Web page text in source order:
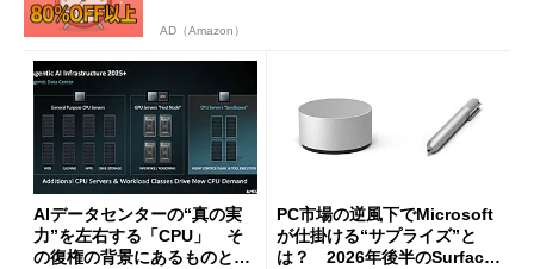
AD（Amazon）
AIデータセンターの“真の実
力”を左右する「CPU」 そ
の復権の背景にあるものと
PC市場の逆風下でMicrosoft
が仕掛ける“サプライズ”と
は？ 2026年後半のSurface